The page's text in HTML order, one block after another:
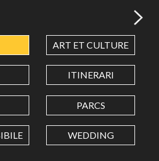
Use dot (.) as decimal separator.
ART ET CULTURE
ITINERARI
PARCS
WEDDING